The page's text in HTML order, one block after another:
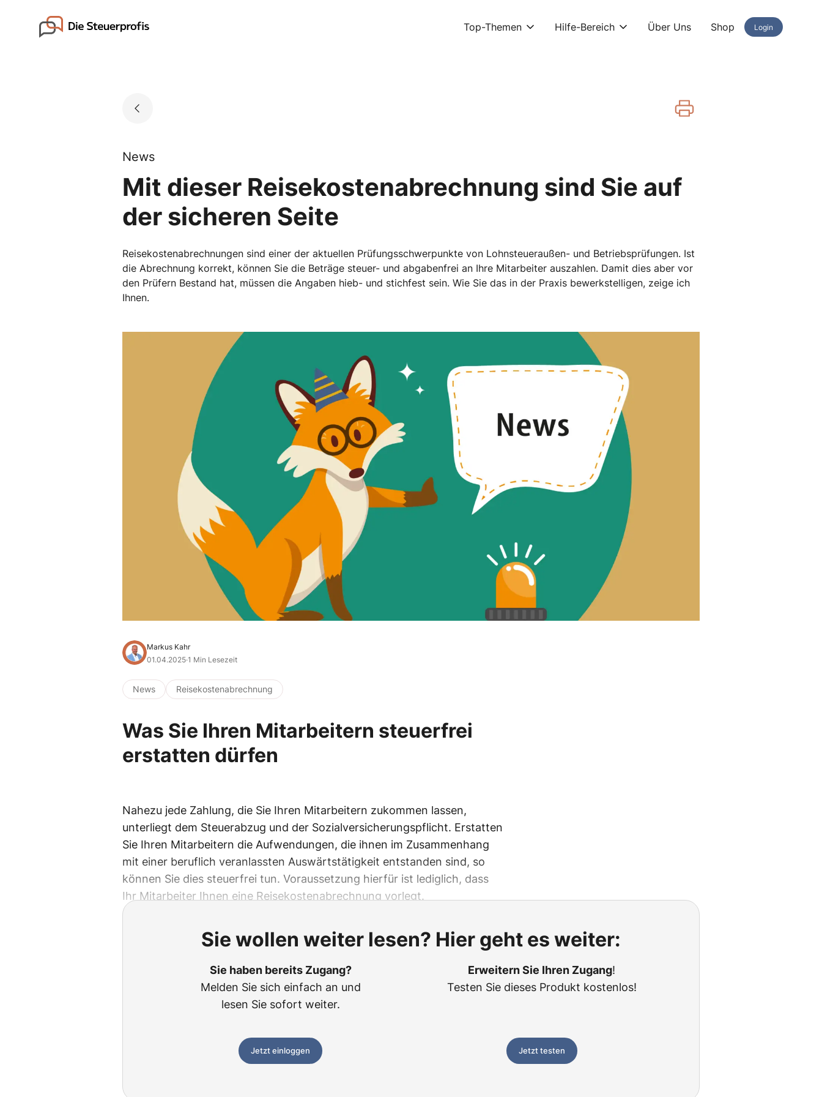
Go to landing page. Top-Themen Hilfe-Bereich Über Uns Shop Login
News
Mit dieser Reisekostenabrechnung sind Sie auf
der sicheren Seite
Reisekostenabrechnungen sind einer der aktuellen Prüfungsschwerpunkte von Lohnsteueraußen- und Betriebsprüfungen. Ist
die Abrechnung korrekt, können Sie die Beträge steuer- und abgabenfrei an Ihre Mitarbeiter auszahlen. Damit dies aber vor
den Prüfern Bestand hat, müssen die Angaben hieb- und stichfest sein. Wie Sie das in der Praxis bewerkstelligen, zeige ich
Ihnen.
Markus Kahr
01.04.2025·1 Min Lesezeit
News Reisekostenabrechnung
Was Sie Ihren Mitarbeitern steuerfrei
erstatten dürfen
Nahezu jede Zahlung, die Sie Ihren Mitarbeitern zukommen lassen,
unterliegt dem Steuerabzug und der Sozialversicherungspflicht. Erstatten
Sie Ihren Mitarbeitern die Aufwendungen, die ihnen im Zusammenhang
mit einer beruflich veranlassten Auswärtstätigkeit entstanden sind, so
können Sie dies steuerfrei tun. Voraussetzung hierfür ist lediglich, dass
Ihr Mitarbeiter Ihnen eine Reisekostenabrechnung vorlegt.
Sie wollen weiter lesen? Hier geht es weiter:
Sie haben bereits Zugang?
Melden Sie sich einfach an und
lesen Sie sofort weiter.
Erweitern Sie Ihren Zugang!
Testen Sie dieses Produkt kostenlos!
Jetzt einloggen Jetzt testen